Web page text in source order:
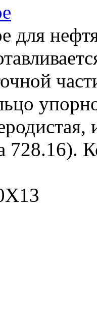
для
728.16).